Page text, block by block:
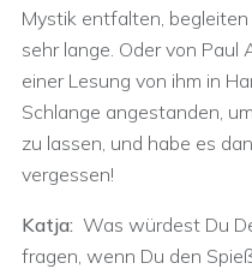
Mystik entfalten,
sehr lange. Oder von Paul
einer Lesung von ihm in
Schlange angestanden,
zu lassen, und habe es
vergessen!
Katja: Was würdest Du
fragen, wenn Du den